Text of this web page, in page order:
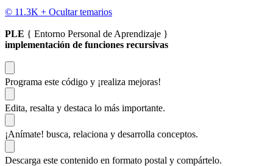
© 11.3K + Ocultar temarios
PLE { Entorno Personal de Aprendizaje }
implementación de funciones recursivas
Programa este código y ¡realiza mejoras!
Edita, resalta y destaca lo más importante.
¡Anímate! busca, relaciona y desarrolla conceptos.
Descarga este contenido en formato postal y compártelo.